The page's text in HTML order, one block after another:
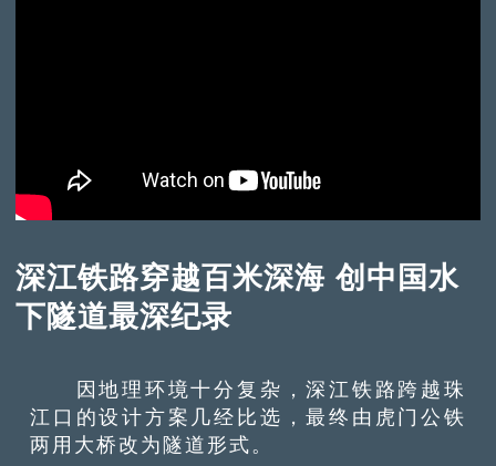
深江铁路穿越百米深海 创中国水
下隧道最深纪录
因地理环境十分复杂，深江铁路跨越珠
江口的设计方案几经比选，最终由虎门公铁
两用大桥改为隧道形式。